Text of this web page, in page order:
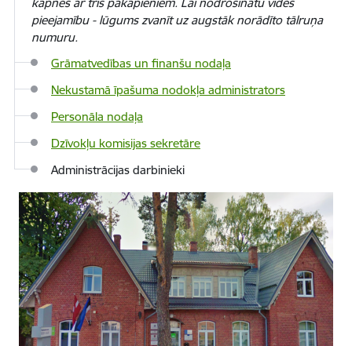
pieejamību - lūgums zvanīt uz augstāk norādīto tālruņa
numuru.
Grāmatvedības un finanšu nodaļa
Nekustamā īpašuma nodokļa administrators
Personāla nodaļa
Dzīvokļu komisijas sekretāre
Administrācijas darbinieki